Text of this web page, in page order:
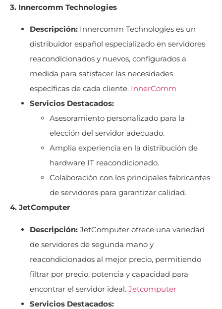
3. Innercomm Technologies
Descripción: Innercomm Technologies es un
distribuidor español especializado en servidores
reacondicionados y nuevos, configurados a
medida para satisfacer las necesidades
específicas de cada cliente. InnerComm
Servicios Destacados:
Asesoramiento personalizado para la
elección del servidor adecuado.
Amplia experiencia en la distribución de
hardware IT reacondicionado.
Colaboración con los principales fabricantes
de servidores para garantizar calidad.
4. JetComputer
Descripción: JetComputer ofrece una variedad
de servidores de segunda mano y
reacondicionados al mejor precio, permitiendo
filtrar por precio, potencia y capacidad para
encontrar el servidor ideal. Jetcomputer
Servicios Destacados: